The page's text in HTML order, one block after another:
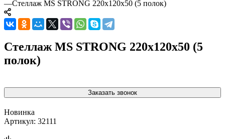
—Стеллаж MS STRONG 220x120x50 (5 полок)
Стеллаж MS STRONG 220x120x50 (5
полок)
Заказать звонок
Новинка
Артикул: 32111